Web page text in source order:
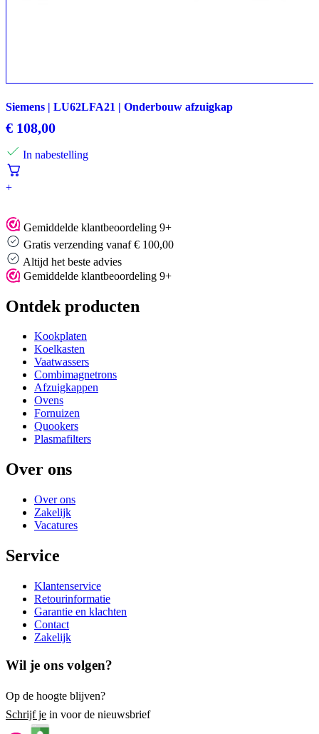
Siemens | LU62LFA21 | Onderbouw afzuigkap
€ 108,00
In nabestelling
+
Gemiddelde klantbeoordeling 9+
Gratis verzending vanaf € 100,00
Altijd het beste advies
Gemiddelde klantbeoordeling 9+
Ontdek producten
Kookplaten
Koelkasten
Vaatwassers
Combimagnetrons
Afzuigkappen
Ovens
Fornuizen
Quookers
Plasmafilters
Over ons
Over ons
Zakelijk
Vacatures
Service
Klantenservice
Retourinformatie
Garantie en klachten
Contact
Zakelijk
Wil je ons volgen?
Op de hoogte blijven?
Schrijf je in voor de nieuwsbrief